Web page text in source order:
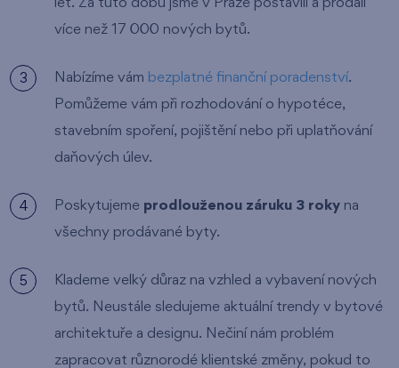
let. Za tuto dobu jsme v Praze postavili a prodali
více než 17 000 nových bytů.
Nabízíme vám bezplatné finanční poradenství.
Pomůžeme vám při rozhodování o hypotéce,
stavebním spoření, pojištění nebo při uplatňování
daňových úlev.
Poskytujeme prodlouženou záruku 3 roky na
všechny prodávané byty.
Klademe velký důraz na vzhled a vybavení nových
bytů. Neustále sledujeme aktuální trendy v bytové
architektuře a designu. Nečiní nám problém
zapracovat různorodé klientské změny, pokud to